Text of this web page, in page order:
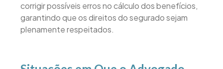
corrigir possíveis erros no cálculo dos benefícios,
garantindo que os direitos do segurado sejam
plenamente respeitados.